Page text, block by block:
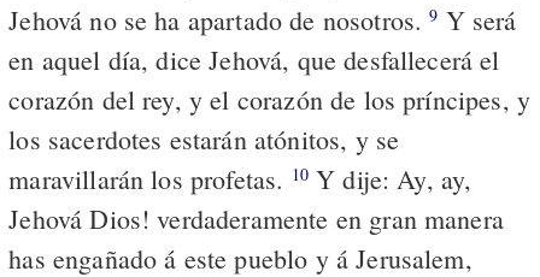
Jehová no se ha apartado de nosotros.9 Y será
en aquel día, dice Jehová, que desfallecerá el
corazón del rey, y el corazón de los príncipes, y
los sacerdotes estarán atónitos, y se
maravillarán los profetas. 10Y dije: ­Ay, ay,
Jehová Dios! verdaderamente en gran manera
has engañado á este pueblo y á Jerusalem,